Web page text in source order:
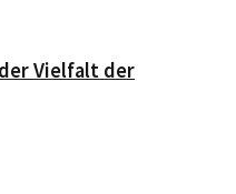
Vielfalt der